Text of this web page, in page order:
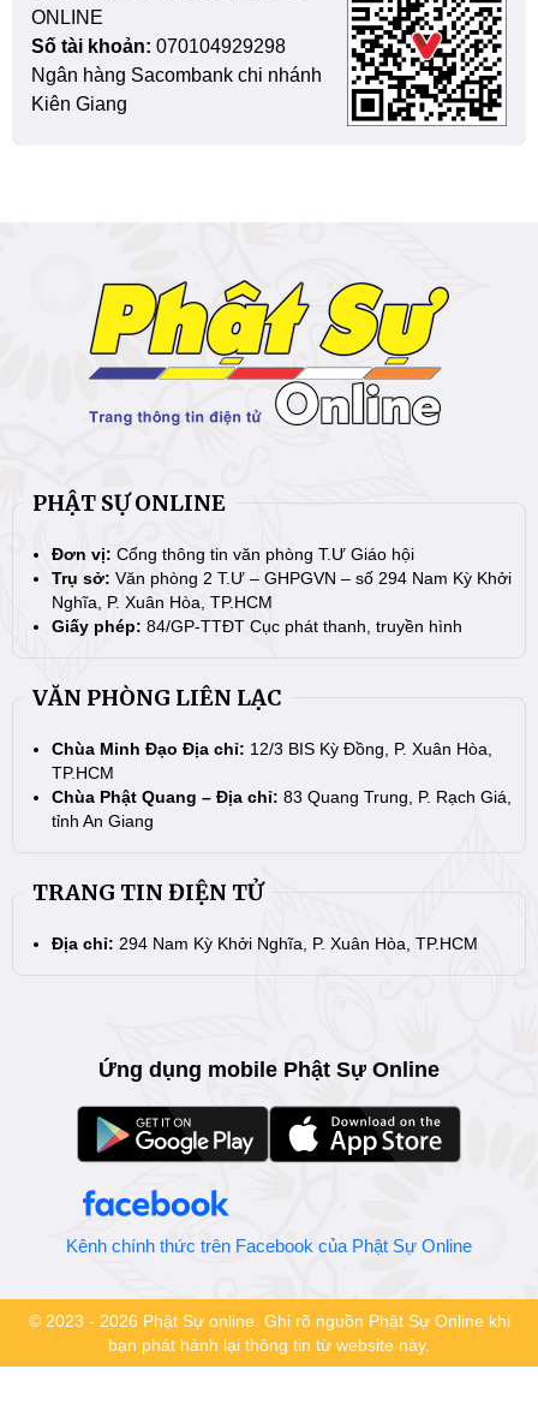
ONLINE
Số tài khoản: 070104929298
Ngân hàng Sacombank chi nhánh
Kiên Giang
PHẬT SỰ ONLINE
Đơn vị: Cổng thông tin văn phòng T.Ư Giáo hội
Trụ sở: Văn phòng 2 T.Ư – GHPGVN – số 294 Nam Kỳ Khởi
Nghĩa, P. Xuân Hòa, TP.HCM
Giấy phép: 84/GP-TTĐT Cục phát thanh, truyền hình
VĂN PHÒNG LIÊN LẠC
Chùa Minh Đạo Địa chỉ: 12/3 BIS Kỳ Đồng, P. Xuân Hòa,
TP.HCM
Chùa Phật Quang – Địa chỉ: 83 Quang Trung, P. Rạch Giá,
tỉnh An Giang
TRANG TIN ĐIỆN TỬ
Địa chỉ: 294 Nam Kỳ Khởi Nghĩa, P. Xuân Hòa, TP.HCM
Ứng dụng mobile Phật Sự Online
Kênh chính thức trên Facebook của Phật Sự Online
© 2023 - 2026 Phật Sự online. Ghi rõ nguồn Phật Sự Online khi
bạn phát hành lại thông tin từ website này.